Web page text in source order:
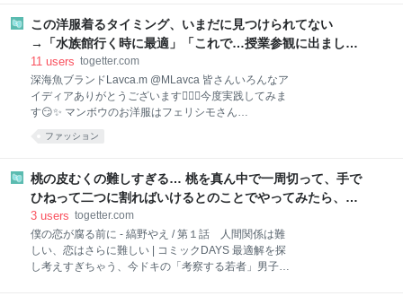
pic.x.com/qFqrKaqQtu 2026-08-05 18:47:07
この洋服着るタイミング、いまだに見つけられてない
→「水族館行く時に最適」「これで…授業参観に出まし
た」
11 users togetter.com
深海魚ブランドLavca.m @MLavca 皆さんいろんなア
イディアありがとうございます🙇‍♀️✨今度実践してみま
す😏✨ マンボウのお洋服はフェリシモさん
です！ pic.x.com/yFeNqlNFw0 2026-08-04 21:09:46
ファッション
桃の皮むくの難しすぎる… 桃を真ん中で一周切って、手で
ひねって二つに割ればいけるとのことでやってみたら、
「あっ、これダメだ」となった→数々のアドバイスが寄せ
られる
3 users togetter.com
僕の恋が腐る前に - 縞野やえ / 第１話 人間関係は難
しい、恋はさらに難しい | コミックDAYS 最適解を探
し考えすぎちゃう、今ドキの「考察する若者」男子の